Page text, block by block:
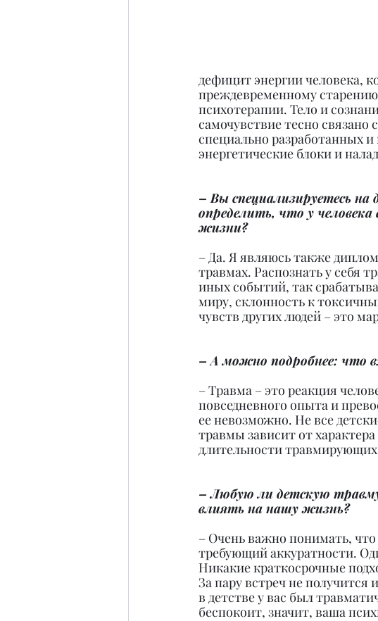
дефицит энергии человека,
преждевременному
психотерапии. Тело и
самочувствие тесно
специально разработанных
энергетические блоки и
– Вы специализируетесь
определить, что у
жизни?
– Да. Я являюсь также
травмах. Распознать у себя
иных событий, так
миру, склонность к
чувств других людей – это
– А можно подробнее: что
– Травма – это реакция
повседневного опыта и
ее невозможно. Не все
травмы зависит от
длительности
– Любую ли детскую
влиять на нашу жизнь?
– Очень важно понимать,
требующий аккуратности.
Никакие краткосрочные
За пару встреч не
в детстве у вас был
беспокоит, значит, ваша